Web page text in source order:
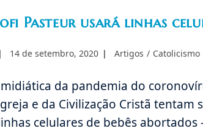
Pasteur usará linhas
Post
14 de setembro, 2020
Categoria
Artigos / Catolicismo
da pandemia do
e da Civilização Cristã tentam
celulares de bebês